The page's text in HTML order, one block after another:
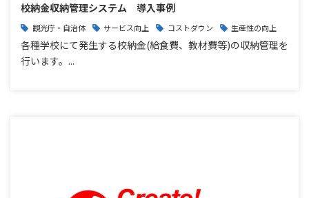
校納金収納管理システム 導入事例
観光庁・自治体 サービス向上 コストダウン 生産性の向上
各種学校にて発生する校納金(給食費、教材費等)の収納管理を
行います。...